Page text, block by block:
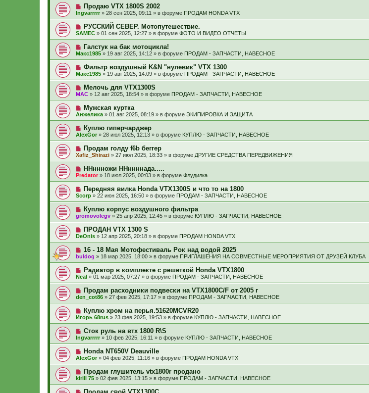
е
н
и
е
б
щ
е
н
и
е
о
е
с
о
б
щ
е
н
и
е
Н
о
в
о
е
с
о
б
щ
е
н
и
е
Продаю VTX 1800S 2002
Ingvarrrrr » 28 сен 2025, 09:11 » в форуме ПРОДАМ HONDA VTX
Н
о
в
о
е
с
о
о
б
щ
е
н
и
е
РУССКИЙ СЕВЕР. Мотопутешествие.
SAMEC » 01 сен 2025, 12:27 » в форуме ФОТО И ВИДЕО ОТЧЕТЫ
Н
о
в
е
с
о
б
щ
е
н
и
е
Галстук на бак мотоцикла!
Макс1985 » 19 авг 2025, 14:12 » в форуме ПРОДАМ - ЗАПЧАСТИ, НАВЕСНОЕ
Н
о
в
о
е
с
о
б
щ
е
н
и
е
Фильтр воздушный K&N "нулевик" VTX 1300
Макс1985 » 19 авг 2025, 14:09 » в форуме ПРОДАМ - ЗАПЧАСТИ, НАВЕСНОЕ
Н
о
в
о
е
с
о
б
щ
е
н
и
е
Мелочь для VTX1300S
МАС » 12 авг 2025, 18:54 » в форуме ПРОДАМ - ЗАПЧАСТИ, НАВЕСНОЕ
Н
о
в
о
е
с
о
б
щ
е
н
и
е
Мужская куртка
Анжелика » 01 авг 2025, 08:19 » в форуме ЭКИПИРОВКА И ЗАЩИТА
Н
о
в
о
е
с
о
б
щ
е
н
и
е
Куплю гиперчарджер
AlexGor » 28 июл 2025, 12:13 » в форуме КУПЛЮ - ЗАПЧАСТИ, НАВЕСНОЕ
Н
о
в
о
е
с
о
б
щ
е
н
и
е
Продам голду f6b беггер
Xafiz_Shirazi » 27 июл 2025, 18:33 » в форуме ДРУГИЕ СРЕДСТВА ПЕРЕДВИЖЕНИЯ
Н
о
в
о
е
с
о
б
щ
е
н
и
е
ННннножи ННннннада.....
Predator» 18 июл 2025, 00:03 » в форуме Флудилка
Н
о
в
о
е
с
о
б
щ
е
н
и
е
Передняя вилка Honda VTX1300S и что то на 1800
Scorp » 22 июн 2025, 16:50 » в форуме ПРОДАМ - ЗАПЧАСТИ, НАВЕСНОЕ
Н
о
в
о
е
с
о
о
б
щ
е
н
и
е
Куплю корпус воздушного фильтра
gromovolegv » 25 апр 2025, 12:45 » в форуме КУПЛЮ - ЗАПЧАСТИ, НАВЕСНОЕ
Н
о
в
е
с
о
б
щ
е
н
и
е
ПРОДАН VTX 1300 S
DeOnis » 12 апр 2025, 20:18 » в форуме ПРОДАМ HONDA VTX
Н
о
в
о
е
с
о
б
щ
е
н
и
е
16 - 18 Мая Мотофестиваль Рок над водой 2025
buldog » 18 мар 2025, 18:00 » в форуме ПРИГЛАШЕНИЯ НА СОВМЕСТНЫЕ МЕРОПРИЯТИЯ ОТ ДРУЗЕЙ КЛУБА
Н
о
в
о
е
с
о
б
щ
е
н
и
е
Радиатор в комплекте с решеткой Honda VTX1800
Neal » 01 мар 2025, 07:27 » в форуме ПРОДАМ - ЗАПЧАСТИ, НАВЕСНОЕ
Н
о
в
о
е
с
о
о
б
щ
е
н
и
е
Продам расходники подвески на VTX1800C/F от 2005 г
den_cot86 » 27 фев 2025, 17:17 » в форуме ПРОДАМ - ЗАПЧАСТИ, НАВЕСНОЕ
Н
о
в
е
с
о
б
щ
е
н
и
е
Куплю хром на перья.51620MCVR20
Игорь 68rus » 23 фев 2025, 19:53 » в форуме КУПЛЮ - ЗАПЧАСТИ, НАВЕСНОЕ
Н
о
в
о
е
с
о
б
щ
е
Сток руль на втх 1800 R\S
Ingvarrrrr » 10 фев 2025, 16:11 » в форуме КУПЛЮ - ЗАПЧАСТИ, НАВЕСНОЕ
Н
о
в
о
е
с
о
Honda NT650V Deauville
AlexGor» 04 фев 2025, 11:16 » в форуме ПРОДАМ HONDA VTX
Н
о
в
о
Продам глушитель vtx1800r продано
kirill 75 » 02 фев 2025, 13:15 » в форуме ПРОДАМ - ЗАПЧАСТИ, НАВЕСНОЕ
НПродам свой VTX1300C